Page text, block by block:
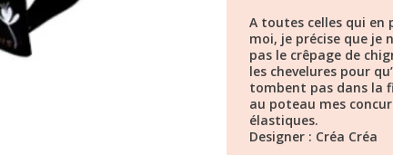
A toutes celles qui en
moi, je précise que je
pas le crêpage de
les chevelures pour
tombent pas dans la
au poteau mes
élastiques.
Designer : Créa Créa